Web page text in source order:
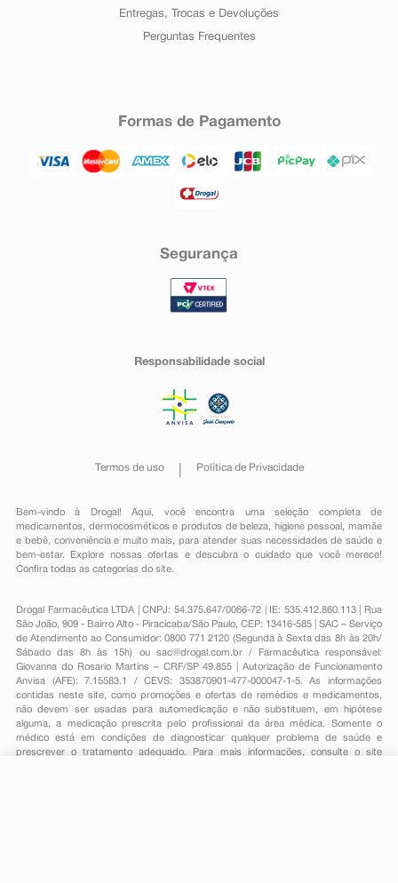
Entregas, Trocas e Devoluções
Perguntas Frequentes
Formas de Pagamento
Segurança
Responsabilidade social
Termos de uso Política de Privacidade
Bem-vindo à Drogal! Aqui, você encontra uma seleção completa de
medicamentos , dermocosméticos e produtos de beleza, higiene pessoal ,mamãe
e bebê, conveniênciae muito mais, para atender suas necessidades de saúde e
bem-estar. Explore nossas ofertas e descubra o cuidado que você merece!
Confira todas as categorias do site.
Drogal Farmacêutica LTDA | CNPJ: 54.375.647/0066-72 | IE: 535.412.860.113 | Rua
São João, 909 - Bairro Alto - Piracicaba/São Paulo, CEP: 13416-585 | SAC – Serviço
de Atendimento ao Consumidor: 0800 771 2120 (Segunda à Sexta das 8h às 20h/
Sábado das 8h às 15h) ou sac@drogal.com.br/ Farmacêutica responsável:
Giovanna do Rosario Martins – CRF/SP 49.855 | Autorização de Funcionamento
Anvisa (AFE): 7.15583.1 / CEVS: 353870901-477-000047-1-5. As informações
contidas neste site, como promoções e ofertas de remédios e medicamentos,
não devem ser usadas para automedicação e não substituem, em hipótese
alguma, a medicação prescrita pelo profissional da área médica. Somente o
médico está em condições de diagnosticar qualquer problema de saúde e
prescrever o tratamento adequado. Para mais informações, consulte o site